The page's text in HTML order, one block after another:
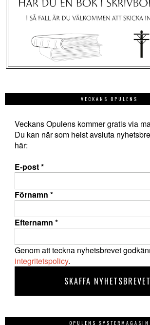
VECKANS OPULENS
Veckans Opulens kommer gratis via
Du kan när som helst avsluta
här:
E-post*
Förnamn *
Efternamn *
Genom att teckna nyhetsbrevet
integritetspolicy.
OPULENS SYSTERMAGASIN